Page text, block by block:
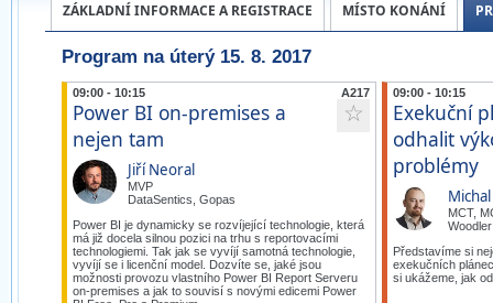
ZÁKLADNÍ INFORMACE A REGISTRACE MÍSTO KONÁNÍ
Program na úterý 15. 8. 2017
A217
09:00 - 10:15
☆
Power BI on-premises a
nejen tam
Jiří Neoral
MVP
DataSentics, Gopas
Power BI je dynamicky se rozvíjející technologie, která
má již docela silnou pozici na trhu s reportovacími
technologiemi. Tak jak se vyvíjí samotná technologie,
vyvíjí se i licenční model. Dozvíte se, jaké jsou
možnosti provozu vlastního Power BI Report Serveru
on-premises a jak to souvisí s novými edicemi Power
09:00 - 10:15
Exekuční
odhalit
problémy
MCT,
Woodler
Představíme si
exekučních
si ukážeme, jak